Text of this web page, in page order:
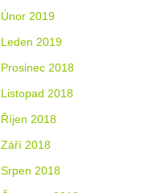
Únor 2019
Leden 2019
Prosinec 2018
Listopad 2018
Říjen 2018
Září 2018
Srpen 2018